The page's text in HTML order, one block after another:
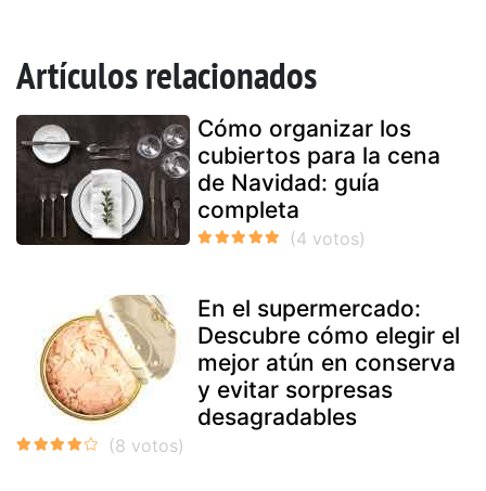
Artículos relacionados
Cómo organizar los
cubiertos para la cena
de Navidad: guía
completa
En el supermercado:
Descubre cómo elegir el
mejor atún en conserva
y evitar sorpresas
desagradables